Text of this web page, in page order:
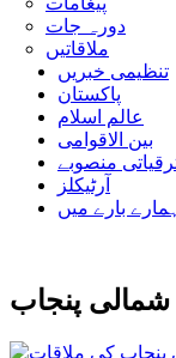
دورہ جات
ملاقاتیں
تنظیمی خبریں
پاکستان
عالم اسلام
بین الاقوامی
منصوبے
آرٹیکلز
ہمارے بارے میں
پنجاب